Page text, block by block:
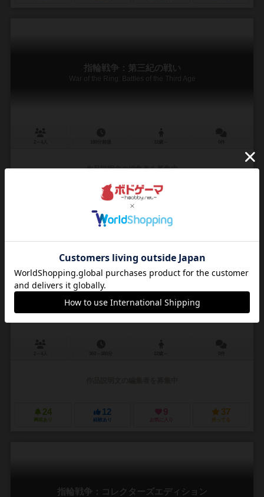
指輪戦争：第三紀の戦い
War of the Ring: Battles of the Third Age
作品説明文の編集者を募集中
2
War of the Ring
24
興味あり
12
経験あり
9
お気に入り
37
持ってる
指輪戦争：コレクターズエディション